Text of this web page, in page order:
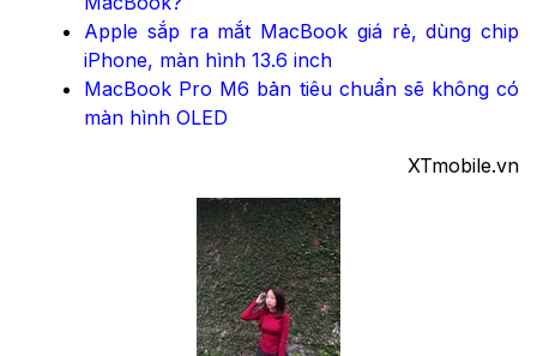
Apple sắp ra mắt MacBook giá rẻ, dùng chip
iPhone, màn hình 13.6 inch
MacBook Pro M6 bản tiêu chuẩn sẽ không có
màn hình OLED
XTmobile.vn